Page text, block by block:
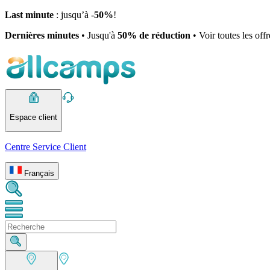
Last minute : jusqu’à -50%!
Dernières minutes • Jusqu'à 50% de réduction • Voir toutes les
Espace client
Centre Service Client
Français